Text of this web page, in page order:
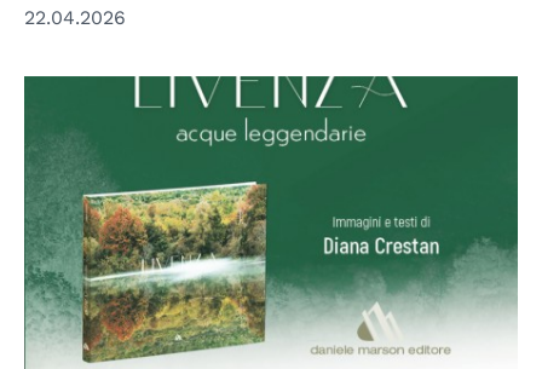
22.04.2026
© casa editrice Daniele Marson Editore